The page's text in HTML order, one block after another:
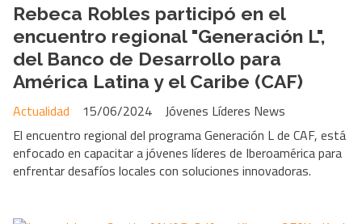
Rebeca Robles participó en el
encuentro regional "Generación L",
del Banco de Desarrollo para
América Latina y el Caribe (CAF)
Jóvenes Líderes News
Actualidad
15/06/2024
El encuentro regional del programa Generación L de CAF, está
enfocado en capacitar a jóvenes líderes de Iberoamérica para
enfrentar desafíos locales con soluciones innovadoras.